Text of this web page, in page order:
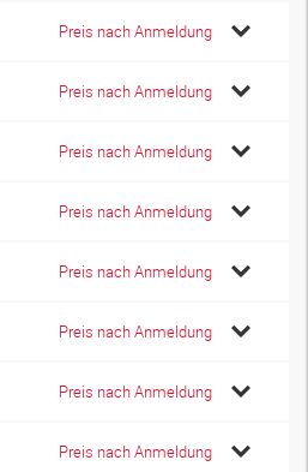
Preis nach Anmeldung
Preis nach Anmeldung
Preis nach Anmeldung
Preis nach Anmeldung
Preis nach Anmeldung
Preis nach Anmeldung
Preis nach Anmeldung
Preis nach Anmeldung